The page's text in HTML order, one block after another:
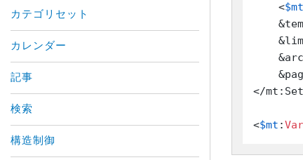
    <
$mt
</
<$mt :Var
カテゴリセット
カレンダー
記事
検索
構造制御